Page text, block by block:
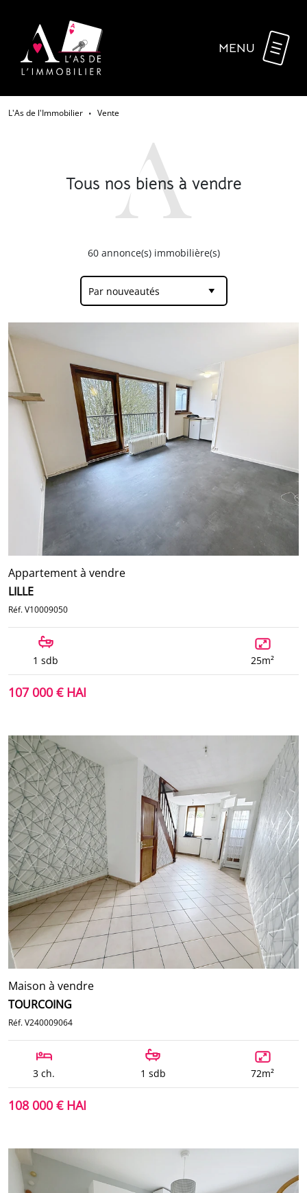
MENU
L'As de l'Immobilier • Vente
Tous nos biens à vendre
60annonce(s) immobilière(s)
Par nouveautés
Appartement à vendre
LILLE
Réf. V10009050
1 sdb 25m²
107 000 € HAI
Maison à vendre
TOURCOING
Réf. V240009064
3 ch. 1 sdb 72m²
108 000 € HAI